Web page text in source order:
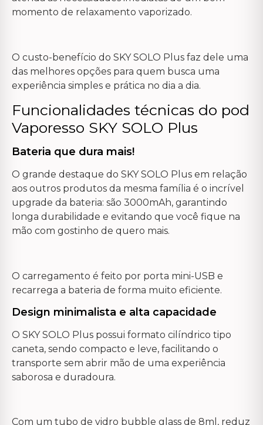
momento de relaxamento vaporizado.
O custo-benefício do SKY SOLO Plus faz dele uma
das melhores opções para quem busca uma
experiência simples e prática no dia a dia.
Funcionalidades técnicas do pod
Vaporesso SKY SOLO Plus
Bateria que dura mais!
O grande destaque do SKY SOLO Plus em relação
aos outros produtos da mesma família é o incrível
upgrade da bateria: são 3000mAh, garantindo
longa durabilidade e evitando que você fique na
mão com gostinho de quero mais.
O carregamento é feito por porta mini-USB e
recarrega a bateria de forma muito eficiente.
Design minimalista e alta capacidade
O SKY SOLO Plus possui formato cilíndrico tipo
caneta, sendo compacto e leve, facilitando o
transporte sem abrir mão de uma experiência
saborosa e duradoura.
Com um tubo de vidro bubble glass de 8ml, reduz